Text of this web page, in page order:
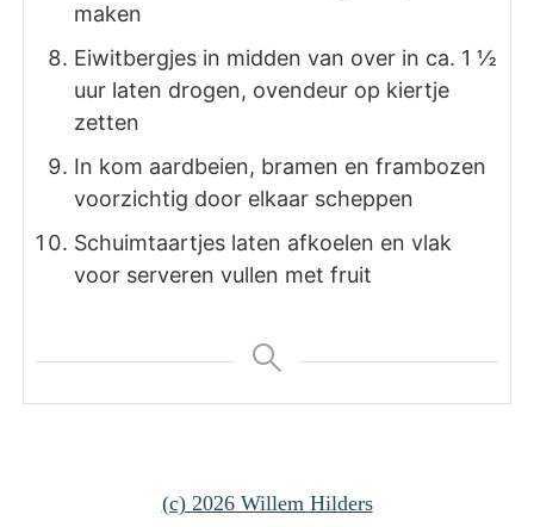
maken
Eiwitbergjes in midden van over in ca. 1 ½
uur laten drogen, ovendeur op kiertje
zetten
In kom aardbeien, bramen en frambozen
voorzichtig door elkaar scheppen
Schuimtaartjes laten afkoelen en vlak
voor serveren vullen met fruit
(c) 2026 Willem Hilders